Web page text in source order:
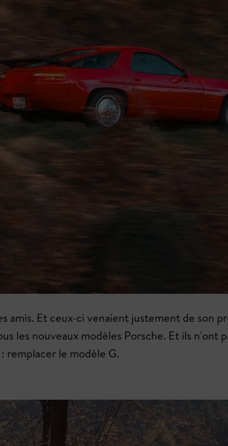
amis. Et ceux-ci venaient justement de son
les nouveaux modèles Porsche. Et ils n'ont
remplacer le modèle G.